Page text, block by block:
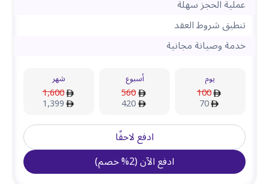
عملية الحجز سهلة
تنطبق شروط العقد
خدمة وصيانة مجانية
يوم
100
70
أسبوع
560
420
شهر
1,600
1,399
ادفع لاحقًا
ادفع الآن(
2
%خصم)